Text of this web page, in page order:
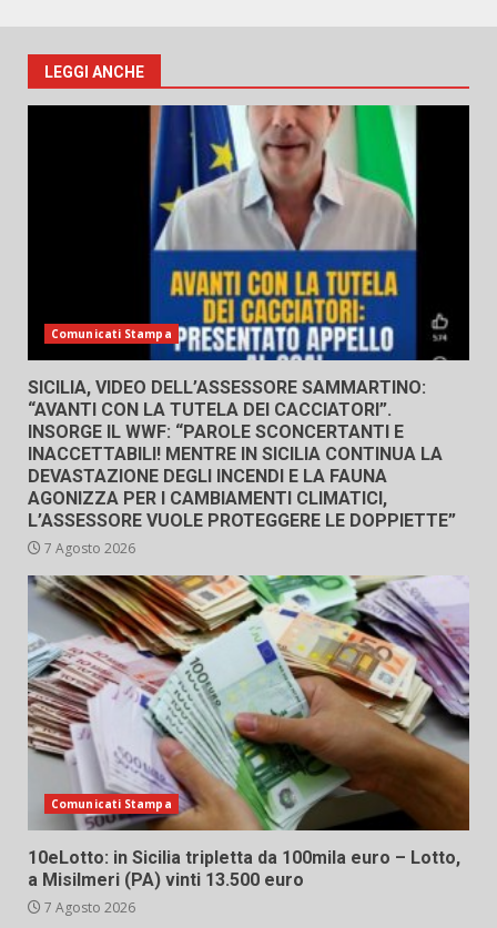
LEGGI ANCHE
Comunicati Stampa
SICILIA, VIDEO DELL’ASSESSORE SAMMARTINO:
“AVANTI CON LA TUTELA DEI CACCIATORI”.
INSORGE IL WWF: “PAROLE SCONCERTANTI E
INACCETTABILI! MENTRE IN SICILIA CONTINUA LA
DEVASTAZIONE DEGLI INCENDI E LA FAUNA
AGONIZZA PER I CAMBIAMENTI CLIMATICI,
L’ASSESSORE VUOLE PROTEGGERE LE DOPPIETTE”
7 Agosto 2026
Comunicati Stampa
10eLotto: in Sicilia tripletta da 100mila euro – Lotto,
a Misilmeri (PA) vinti 13.500 euro
7 Agosto 2026